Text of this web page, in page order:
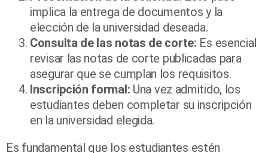
implica la entrega de documentos y la
elección de la universidad deseada.
Consulta de las notas de corte: Es esencial
revisar las notas de corte publicadas para
asegurar que se cumplan los requisitos.
Inscripción formal: Una vez admitido, los
estudiantes deben completar su inscripción
en la universidad elegida.
Es fundamental que los estudiantes estén